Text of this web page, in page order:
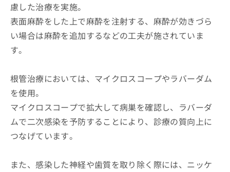
慮した治療を実施。
表面麻酔をした上で麻酔を注射する、麻酔が効きづら
い場合は麻酔を追加するなどの工夫が施されていま
す。
根管治療においては、マイクロスコープやラバーダム
を使用。
マイクロスコープで拡大して病巣を確認し、ラバーダ
ムで二次感染を予防することにより、診療の質向上に
つなげています。
また、感染した神経や歯質を取り除く際には、ニッケ